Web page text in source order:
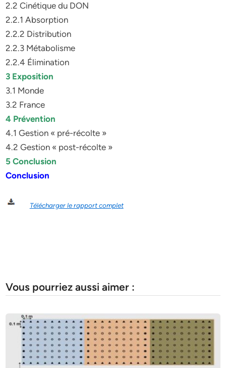
2.2 Cinétique du DON
2.2.1 Absorption
2.2.2 Distribution
2.2.3 Métabolisme
2.2.4 Élimination
3 Exposition
3.1 Monde
3.2 France
4 Prévention
4.1 Gestion « pré-récolte »
4.2 Gestion « post-récolte »
5 Conclusion
Conclusion
Télécharger le rapport complet
Vous pourriez aussi aimer :